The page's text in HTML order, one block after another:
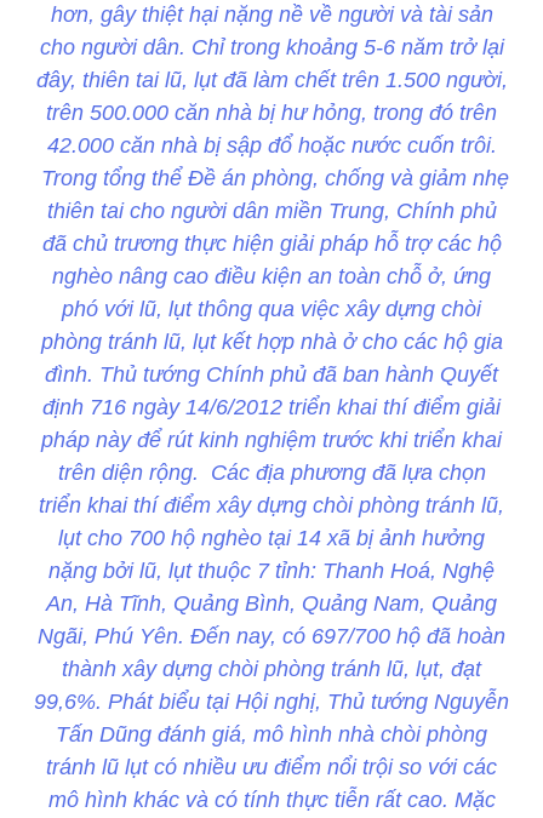
hơn, gây thiệt hại nặng nề về người và tài sản
cho người dân. Chỉ trong khoảng 5-6 năm trở lại
đây, thiên tai lũ, lụt đã làm chết trên 1.500 người,
trên 500.000 căn nhà bị hư hỏng, trong đó trên
42.000 căn nhà bị sập đổ hoặc nước cuốn trôi.
Trong tổng thể Đề án phòng, chống và giảm nhẹ
thiên tai cho người dân miền Trung, Chính phủ
đã chủ trương thực hiện giải pháp hỗ trợ các hộ
nghèo nâng cao điều kiện an toàn chỗ ở, ứng
phó với lũ, lụt thông qua việc xây dựng chòi
phòng tránh lũ, lụt kết hợp nhà ở cho các hộ gia
đình. Thủ tướng Chính phủ đã ban hành Quyết
định 716 ngày 14/6/2012 triển khai thí điểm giải
pháp này để rút kinh nghiệm trước khi triển khai
trên diện rộng. Các địa phương đã lựa chọn
triển khai thí điểm xây dựng chòi phòng tránh lũ,
lụt cho 700 hộ nghèo tại 14 xã bị ảnh hưởng
nặng bởi lũ, lụt thuộc 7 tỉnh: Thanh Hoá, Nghệ
An, Hà Tĩnh, Quảng Bình, Quảng Nam, Quảng
Ngãi, Phú Yên. Đến nay, có 697/700 hộ đã hoàn
thành xây dựng chòi phòng tránh lũ, lụt, đạt
99,6%. Phát biểu tại Hội nghị, Thủ tướng Nguyễn
Tấn Dũng đánh giá, mô hình nhà chòi phòng
tránh lũ lụt có nhiều ưu điểm nổi trội so với các
mô hình khác và có tính thực tiễn rất cao. Mặc